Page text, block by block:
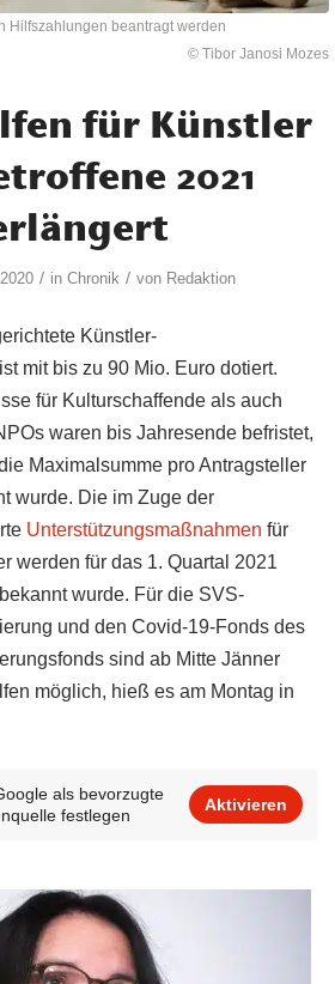
Hilfszahlungen beantragt werden
© Tibor Janosi Mozes
für Künstler
2021
/ in Chronik / von Redaktion
Künstler-
mit bis zu 90 Mio. Euro dotiert.
für Kulturschaffende als auch
waren bis Jahresende befristet,
Maximalsumme pro Antragsteller
wurde. Die im Zuge der
Unterstützungsmaßnahmen für
werden für das 1. Quartal 2021
wurde. Für die SVS-
und den Covid-19-Fonds des
sind ab Mitte Jänner
möglich, hieß es am Montag in
als bevorzugte
festlegen
Aktivieren